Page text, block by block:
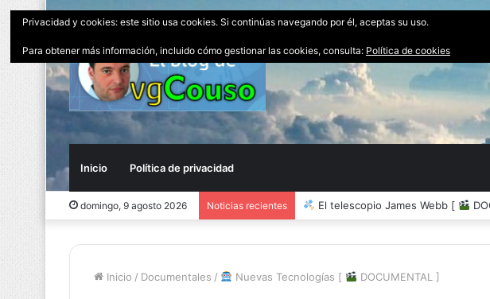
Inicio Política de privacidad
domingo, 9 agosto 2026 Noticias recientes El peor impacto de un Asteroide [
Inicio / Documentales / Nuevas Tecnologías [ DOCUMENTAL ]
Privacidad y cookies: este sitio usa cookies. Si continúas navegando por él, aceptas su uso.
Para obtener más información, incluido cómo gestionar las cookies, consulta: Política de cookies